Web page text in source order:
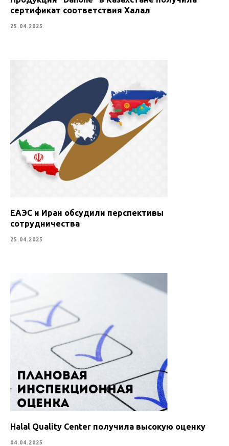
сертификат соответствия Халал
25.04.2025
ЕАЭС и Иран обсудили перспективы
сотрудничества
25.04.2025
Halal Quality Center получила высокую оценку
04.04.2025